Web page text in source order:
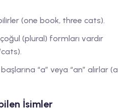
(one book, three cats).
(plural) formları vardır
“a” veya “an” alırlar (a
İsimler